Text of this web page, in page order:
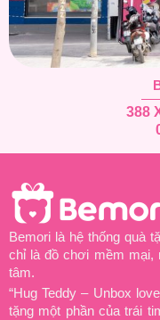
388
Bemori là hệ thống quà
chỉ là đồ chơi mềm mại,
tâm.
“Hug Teddy – Unbox
tặng một phần của trái